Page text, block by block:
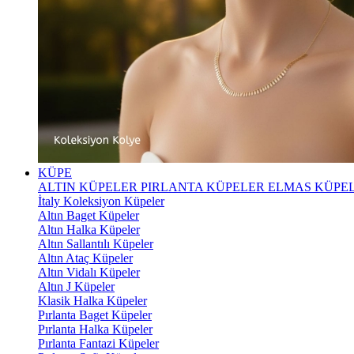
KÜPE
ALTIN KÜPELER PIRLANTA KÜPELER ELMAS
İtaly Koleksiyon Küpeler
Altın Baget Küpeler
Altın Halka Küpeler
Altın Sallantılı Küpeler
Altın Ataç Küpeler
Altın Vidalı Küpeler
Altın J Küpeler
Klasik Halka Küpeler
Pırlanta Baget Küpeler
Pırlanta Halka Küpeler
Pırlanta Fantazi Küpeler